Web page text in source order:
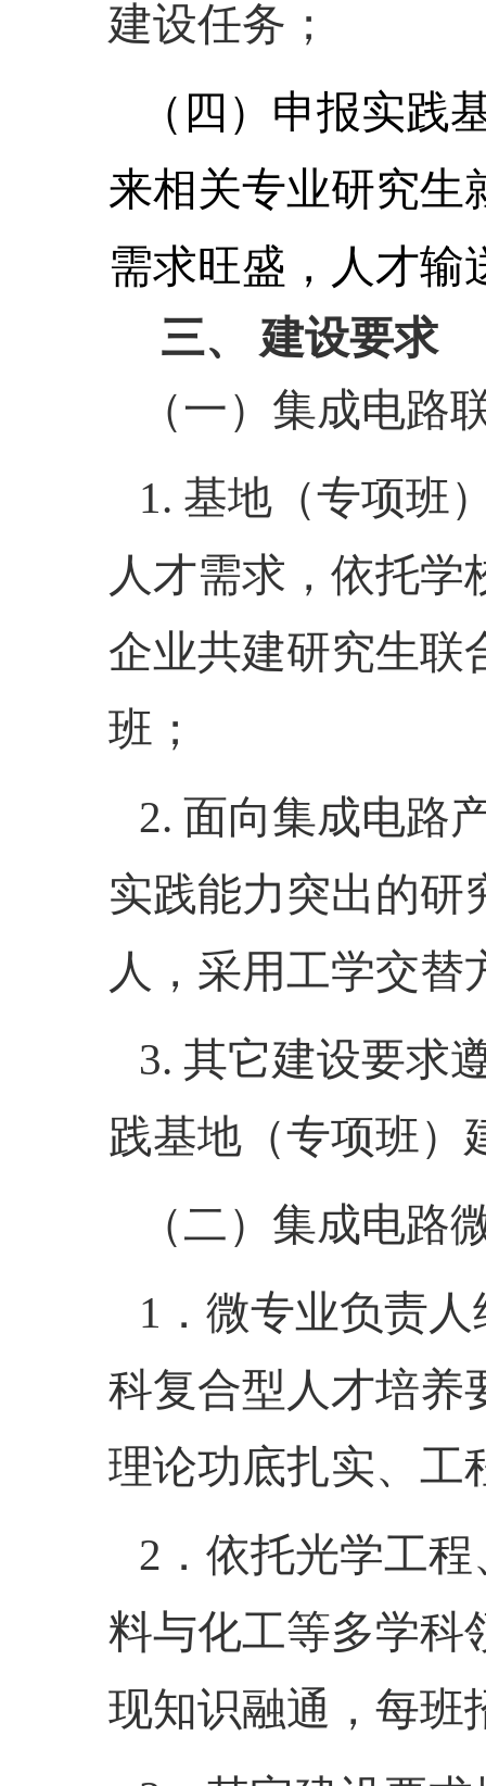
建设任务 ；
（四） 申报实践
来相关专业研究生
需求旺盛，人才输
三、 建设要求
（一） 集成电路
1. 基地（专项班
人才需求，依托
企业共建研究生联
班；
2. 面向集成电路
实践能力突出的研
人，采用工学交替
3. 其它建设要求
践基地（专项班）
（二） 集成电路
1． 微专业负责
科复合型人才培养
理论功底扎实、工
2． 依托光学工
料与化工等多学科
现知识融通，每班